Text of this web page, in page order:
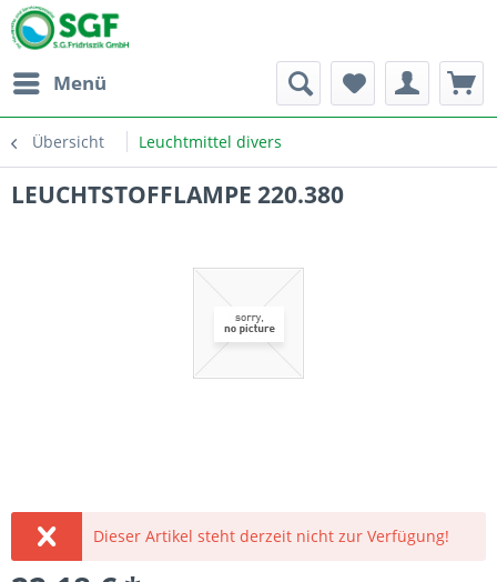
Menü
Übersicht Leuchtmittel divers
LEUCHTSTOFFLAMPE 220.380
Dieser Artikel steht derzeit nicht zur Verfügung!